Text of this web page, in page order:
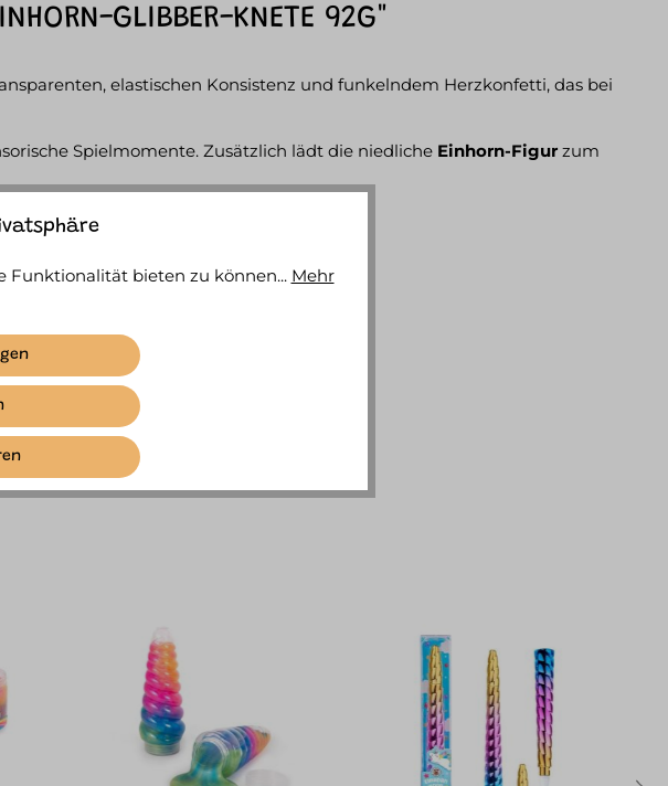
GLIBBER-KNETE 92G"
elastischen Konsistenz und funkelndem Herzkonfetti, das bei
Spielmomente. Zusätzlich lädt die niedliche Einhorn-Figur zum
pink, blau, lila, gelb, grün, türkis
Funktionalität bieten zu können... Mehr